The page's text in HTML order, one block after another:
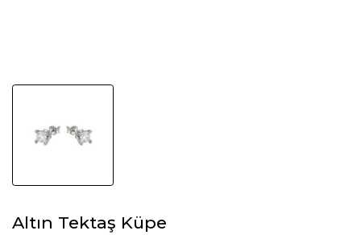
Altın Tektaş Küpe